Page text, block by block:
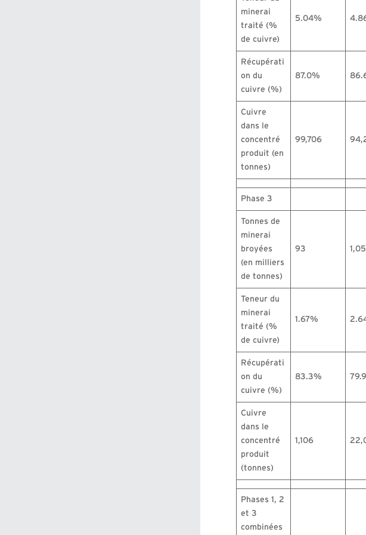
minerai
traité (%
de cuivre)
5.04%
Récupérati
on du
cuivre (%)
87.0%
Cuivre
dans le
concentré
produit (en
tonnes)
99,706
Phase 3
Tonnes de
minerai
broyées
(en milliers
de tonnes)
93
Teneur du
minerai
traité (%
de cuivre)
1.67%
Récupérati
on du
cuivre (%)
83.3%
Cuivre
dans le
concentré
produit
(tonnes)
1,106
Phases 1, 2
et 3
combinées